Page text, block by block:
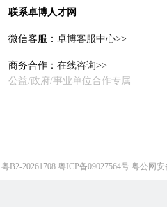
联系卓博人才网
微信客服： 卓博客服中心>>
商务合作： 在线咨询>>
公益/政府/事业单位合作专属
粤B2-20261708 粤ICP备09027564号 粤公网安